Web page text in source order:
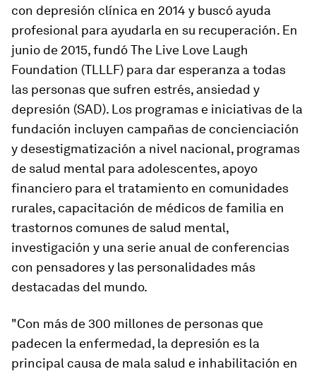
con depresión clínica en 2014 y buscó ayuda
profesional para ayudarla en su recuperación. En
junio de 2015, fundó The Live Love Laugh
Foundation (TLLLF) para dar esperanza a todas
las personas que sufren estrés, ansiedad y
depresión (SAD). Los programas e iniciativas de la
fundación incluyen campañas de concienciación
y desestigmatización a nivel nacional, programas
de salud mental para adolescentes, apoyo
financiero para el tratamiento en comunidades
rurales, capacitación de médicos de familia en
trastornos comunes de salud mental,
investigación y una serie anual de conferencias
con pensadores y las personalidades más
destacadas del mundo.
"Con más de 300 millones de personas que
padecen la enfermedad, la depresión es la
principal causa de mala salud e inhabilitación en